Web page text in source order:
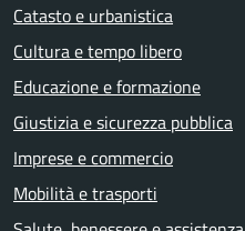
Catasto e urbanistica
Cultura e tempo libero
Educazione e formazione
Giustizia e sicurezza pubblica
Imprese e commercio
Mobilità e trasporti